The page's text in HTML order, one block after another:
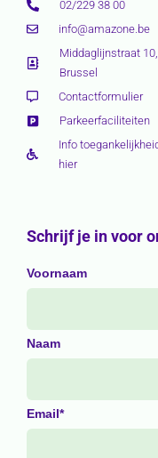
02/229 38 00
info@amazone.be
Middaglijnstraat
Brussel
Contactformulier
Parkeerfaciliteiten
Info
hier
Schrijf je in voor
Voornaam
Naam
Email*